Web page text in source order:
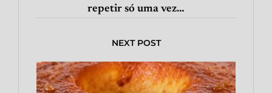
repetir só uma vez…
NEXT POST